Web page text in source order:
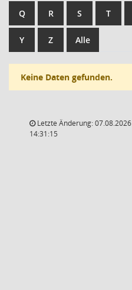
Q R S T
Y Z Alle
Keine Daten gefunden.
Letzte Änderung: 07.08.2026
14:31:15